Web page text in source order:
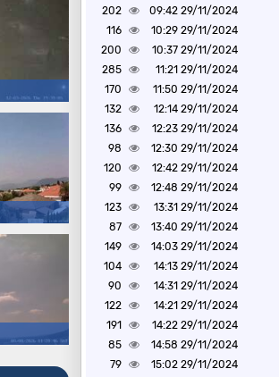
29/11/2024 09:42
202
29/11/2024 10:29
116
29/11/2024 10:37
200
29/11/2024 11:21
285
29/11/2024 11:50
170
29/11/2024 12:14
132
29/11/2024 12:23
136
29/11/2024 12:30
98
29/11/2024 12:42
120
29/11/2024 12:48
99
29/11/2024 13:31
123
29/11/2024 13:40
87
29/11/2024 14:03
149
29/11/2024 14:13
104
29/11/2024 14:31
90
29/11/2024 14:21
122
29/11/2024 14:22
191
29/11/2024 14:58
85
29/11/2024 15:02
79